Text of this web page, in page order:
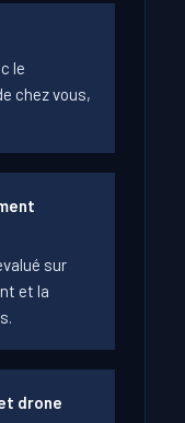
le
chez vous,
sur
et la
drone